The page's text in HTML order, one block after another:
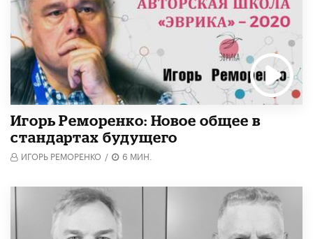
Игорь Реморенко: Новое общее в
стандартах будущего
ИГОРЬ РЕМОРЕНКО / 6 МИН.